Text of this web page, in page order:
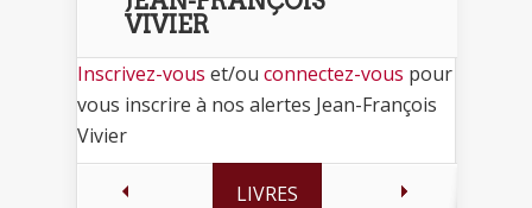
VIVIER
Inscrivez-vous et/ou connectez-vous pour
vous inscrire à nos alertes Jean-François
Vivier
LIVRES